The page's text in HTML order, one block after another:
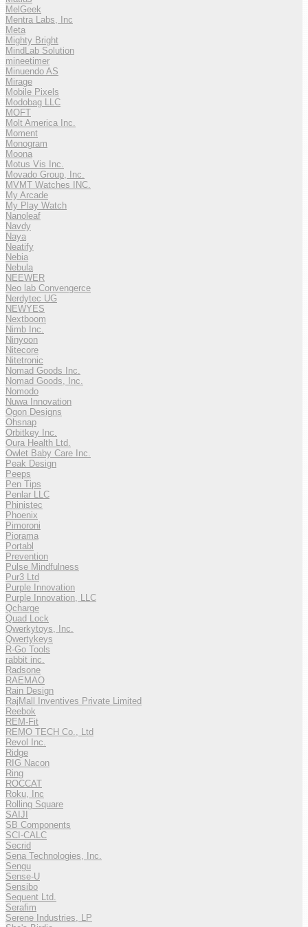
MelGeek
Mentra Labs, Inc
Meta
Mighty Bright
MindLab Solution
mineetimer
Minuendo AS
Mirage
Mobile Pixels
Modobag LLC
MOFT
Molt America Inc.
Moment
Monogram
Moona
Motus Vis Inc.
Movado Group, Inc.
MVMT Watches INC.
My Arcade
My Play Watch
Nanoleaf
Navdy
Naya
Neatify
Nebia
Nebula
NEEWER
Neo lab Convengerce
Nerdytec UG
NEWYES
Nextboom
Nimb Inc.
Ninyoon
Nitecore
Nitetronic
Nomad Goods Inc.
Nomad Goods, Inc.
Nomodo
Nuwa Innovation
Ögon Designs
Ohsnap
Orbitkey Inc.
Oura Health Ltd.
Owlet Baby Care Inc.
Peak Design
Peeps
Pen Tips
Penlar LLC
Phinistec
Phoenix
Pimoroni
Piorama
Portabl
Prevention
Pulse Mindfulness
Pur3 Ltd
Purple Innovation
Purple Innovation, LLC
Qcharge
Quad Lock
Qwerkytoys, Inc.
Qwertykeys
R-Go Tools
rabbit inc.
Radsone
RAEMAO
Rain Design
RajMall Inventives Private Limited
Reebok
REM-Fit
REMO TECH Co., Ltd
Revol Inc.
Ridge
RIG Nacon
Ring
ROCCAT
Roku, Inc
Rolling Square
SAIJI
SB Components
SCI-CALC
Secrid
Sena Technologies, Inc.
Sengu
Sense-U
Sensibo
Sequent Ltd.
Serafim
Serene Industries, LP